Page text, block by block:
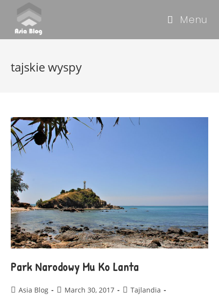
Menu
tajskie wyspy
Park Narodowy Mu Ko Lanta
Asia Blog March 30, 2017
Tajlandia